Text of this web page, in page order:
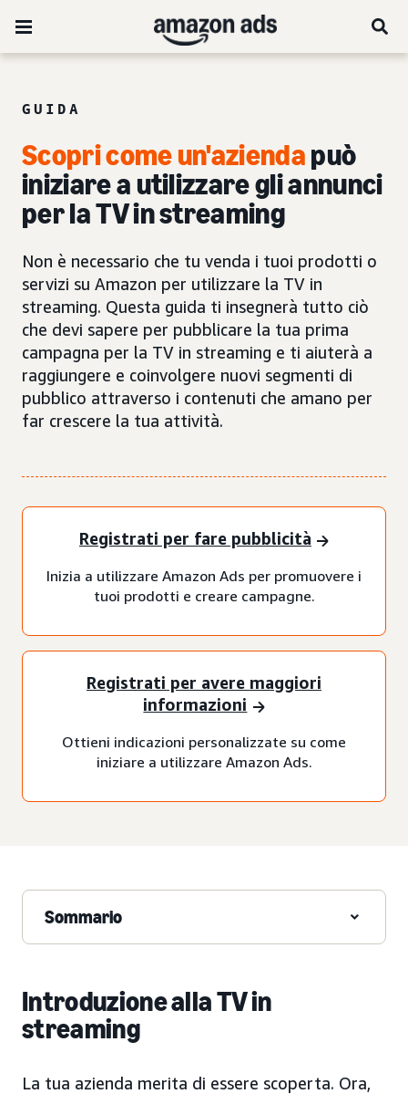
GUIDA
Scopri come un'aziendapuò
iniziare a utilizzare gliannunci
per la TV in streaming
Non è necessario che tu venda i tuoi prodotti o
servizi su Amazon per utilizzare la TV in
streaming. Questa guida ti insegnerà tutto ciò
che devi sapere per pubblicare la tua prima
campagna per la TV in streaming e ti aiuterà a
raggiungere e coinvolgere nuovi segmenti di
pubblico attraverso i contenuti che amano per
far crescere la tua attività.
Registrati per fare pubblicità
Inizia a utilizzare Amazon Ads per promuovere i
tuoi prodotti e creare campagne.
Registrati per avere maggiori
informazioni
Ottieni indicazioni personalizzate su come
iniziare a utilizzare Amazon Ads.
Sommario
Introduzione alla TV in
streaming
La tua azienda merita di essere scoperta. Ora,